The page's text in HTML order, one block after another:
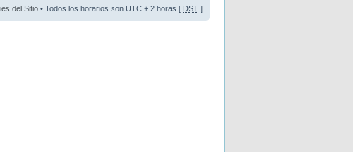
del Sitio • Todos los horarios son UTC + 2 horas [ DST ]